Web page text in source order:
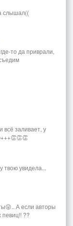
слышал((
то да приврали,
заливает, у
твою увидела...
А если авторы
??